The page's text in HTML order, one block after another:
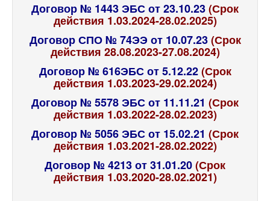
Договор № 1443 ЭБС от 23.10.23(Срок
действия 1.03.2024-28.02.2025)
Договор СПО № 74ЭЭ от 10.07.23(Срок
действия 28.08.2023-27.08.2024)
Договор № 616ЭБС от 5.12.22 (Срок
действия 1.03.2023-29.02.2024)
Договор № 5578 ЭБС от 11.11.21 (Срок
действия 1.03.2022-28.02.2023)
Договор № 5056 ЭБС от 15.02.21 (Срок
действия 1.03.2021-28.02.2022)
Договор № 4213 от 31.01.20(Срок
действия 1.03.2020-28.02.2021)